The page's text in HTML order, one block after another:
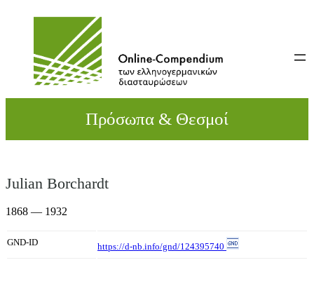
Πρόσωπα & Θεσμοί
Julian Borchardt
1868 — 1932
GND-ID https://d-nb.info/gnd/124395740